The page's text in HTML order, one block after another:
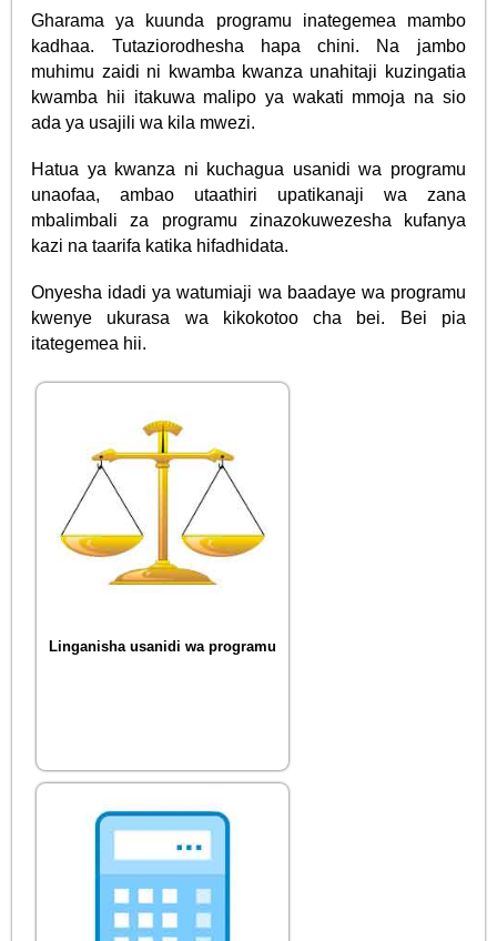
Gharama ya kuunda programu inategemea mambo
kadhaa. Tutaziorodhesha hapa chini. Na jambo
muhimu zaidi ni kwamba kwanza unahitaji kuzingatia
kwamba hii itakuwa malipo ya wakati mmoja na sio
ada ya usajili wa kila mwezi.
Hatua ya kwanza ni kuchagua usanidi wa programu
unaofaa, ambao utaathiri upatikanaji wa zana
mbalimbali za programu zinazokuwezesha kufanya
kazi na taarifa katika hifadhidata.
Onyesha idadi ya watumiaji wa baadaye wa programu
kwenye ukurasa wa kikokotoo cha bei. Bei pia
itategemea hii.
Linganisha usanidi wa programu